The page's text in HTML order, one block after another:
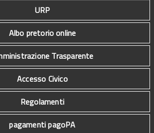
URP
Albo pretorio online
Trasparente
Accesso Civico
Regolamenti
pagamenti pagoPA